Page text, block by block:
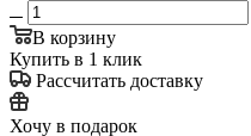
В корзину
Купить в 1 клик
Рассчитать доставку
Хочу в подарок